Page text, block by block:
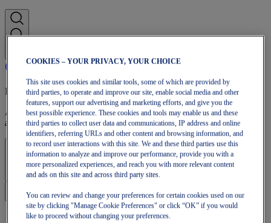
Iscrizione a OneASICS
Approfitta di spedizione gratuita, resi gratuiti, sconti esclusivi e altro
ancora con i vantaggi fedeltà OneASICS™.
Accedi | Crea un account
COOKIES – YOUR PRIVACY, YOUR CHOICE
This site uses cookies and similar tools, some of which are provided by
third parties, to operate and improve our site, enable social media and other
features, support our advertising and marketing efforts, and give you the
best possible experience. These cookies and tools may enable us and these
third parties to collect user data and communications, IP address and online
identifiers, referring URLs and other content and browsing information, and
to record user interactions with this site. We and these third parties use this
information to analyze and improve our performance, provide you with a
more personalized experiences, and reach you with more relevant content
and ads on this site and across third party sites.
You can review and change your preferences for certain cookies used on our
site by clicking "Manage Cookie Preferences" or click “OK” if you would
like to proceed without changing your preferences.